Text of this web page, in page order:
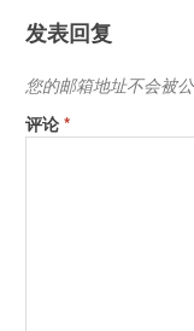
发表回复
您的邮箱地址不会被公
评论*